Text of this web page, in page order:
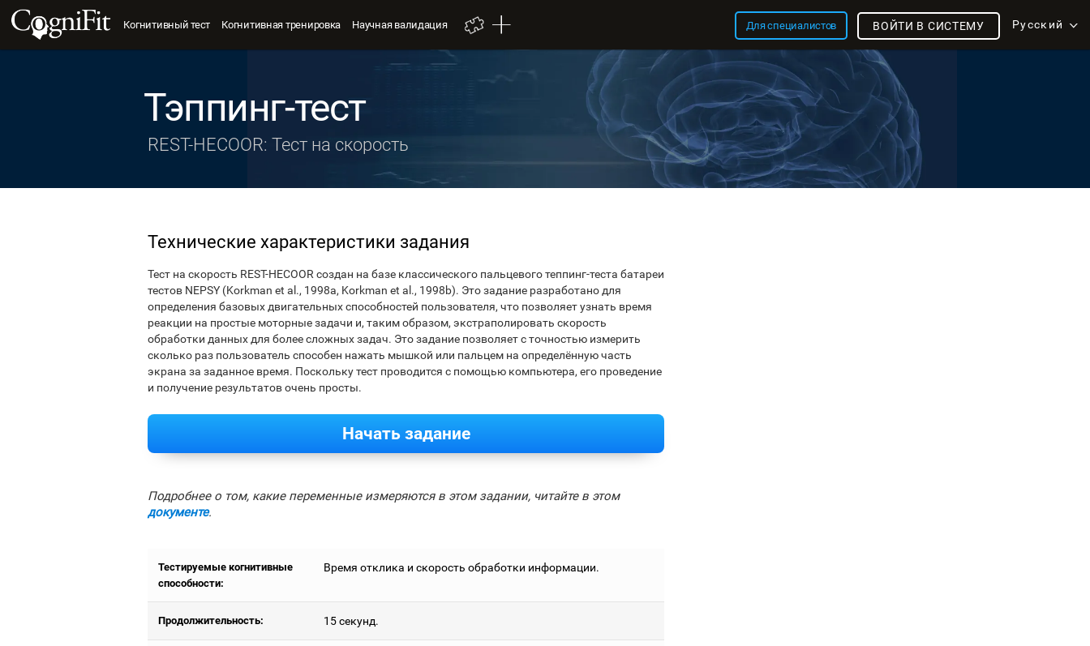
Когнитивный тест Когнитивная тренировка Научная валидация Для специалистов Русский
ВОЙТИ В СИСТЕМУ
Тэппинг-тест
REST-HECOOR: Тест на скорость
Технические характеристики задания
Тест на скорость REST-HECOOR создан на базе классического пальцевого теппинг-теста батареи
тестов NEPSY (Korkman et al., 1998a, Korkman et al., 1998b). Это задание разработано для
определения базовых двигательных способностей пользователя, что позволяет узнать время
реакции на простые моторные задачи и, таким образом, экстраполировать скорость
обработки данных для более сложных задач. Это задание позволяет с точностью измерить
сколько раз пользователь способен нажать мышкой или пальцем на определённую часть
экрана за заданное время. Поскольку тест проводится с помощью компьютера, его проведение
и получение результатов очень просты.
Начать задание
Подробнее о том, какие переменные измеряются в этом задании, читайте в этом
документе.
Тестируемые когнитивные
способности:
Время отклика и скорость обработки информации.
Продолжительность: 15 секунд.